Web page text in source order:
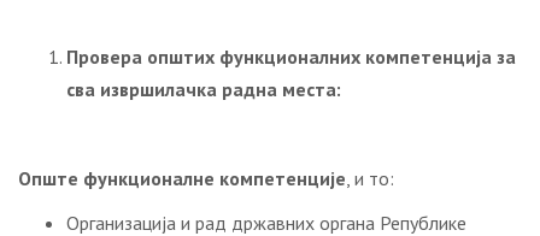
Провера општих функционалних компетенција за
сва извршилачка радна места:
Опште функционалне компетенције, и то:
Организација и рад државних органа Републике